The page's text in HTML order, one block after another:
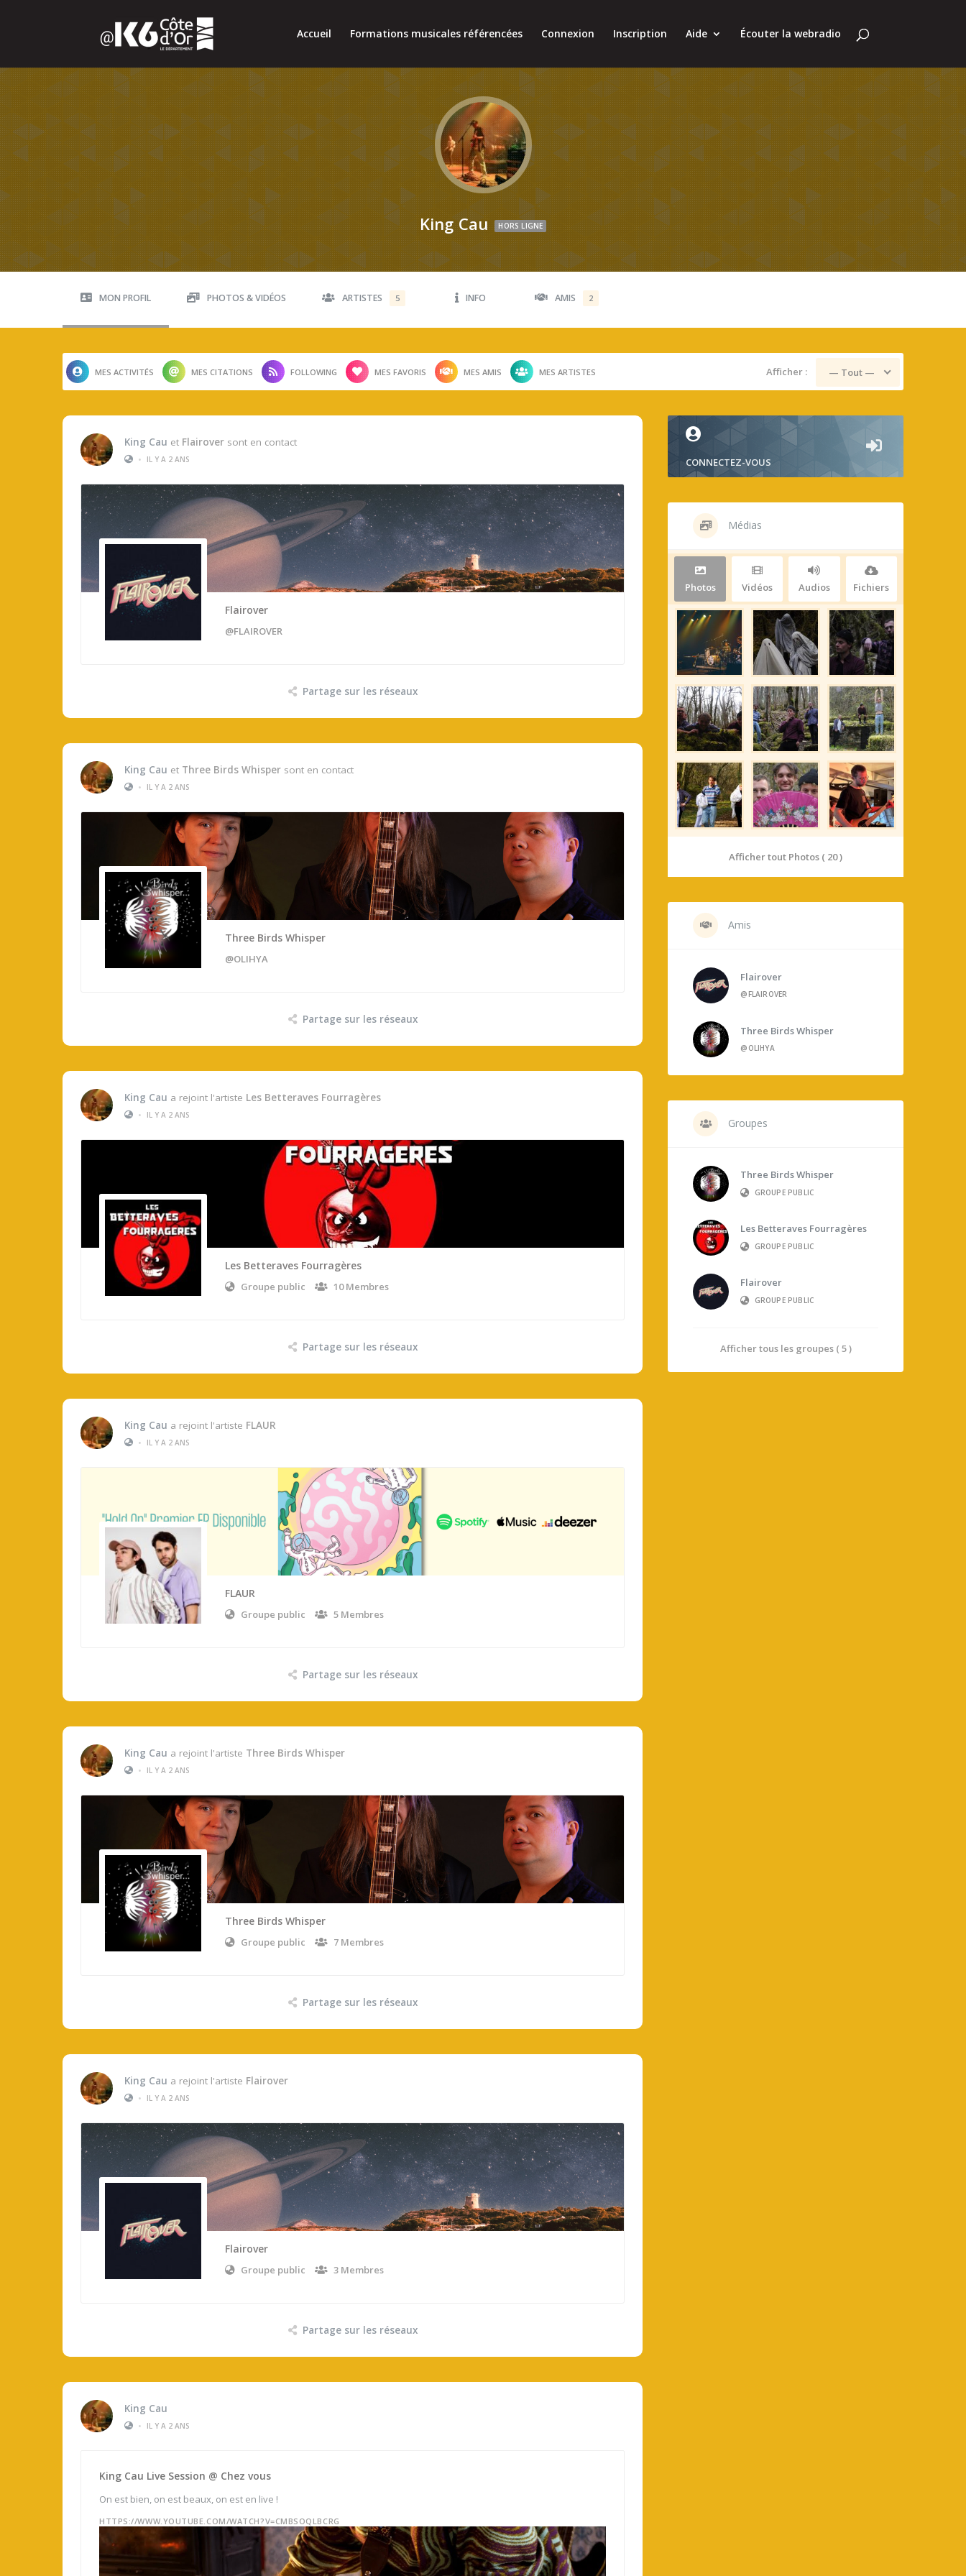
Accueil Formations musicales référencées Connexion Inscription Aide Écouter la webradio
King Cau HORS LIGNE
MON PROFIL PHOTOS & VIDÉOS ARTISTES 5 INFO AMIS 2
MES ACTIVITÉS MES CITATIONS FOLLOWING MES FAVORIS MES AMIS MES ARTISTES Afficher : — Tout —
King Cau et Flairover sont en contact
•
IL Y A 2 ANS
Flairover
@FLAIROVER
Partage sur les réseaux
King Cau et Three Birds Whisper sont en contact
•
IL Y A 2 ANS
Three Birds Whisper
@OLIHYA
Partage sur les réseaux
King Cau a rejoint l'artiste Les Betteraves Fourragères
•
IL Y A 2 ANS
Les Betteraves Fourragères
Groupe public 10 Membres
Partage sur les réseaux
King Cau a rejoint l'artiste FLAUR
•
IL Y A 2 ANS
FLAUR
Groupe public 5 Membres
Partage sur les réseaux
King Cau a rejoint l'artiste Three Birds Whisper
•
IL Y A 2 ANS
Three Birds Whisper
Groupe public 7 Membres
Partage sur les réseaux
King Cau a rejoint l'artiste Flairover
•
IL Y A 2 ANS
Flairover
Groupe public 3 Membres
Partage sur les réseaux
King Cau
•
IL Y A 2 ANS
King Cau Live Session @ Chez vous
On est bien, on est beaux, on est en live !
HTTPS://WWW.YOUTUBE.COM/WATCH?V=CMBSOQLBCRG
CONNECTEZ-VOUS
Médias
Photos Vidéos Audios Fichiers
Afficher tout Photos ( 20 )
Amis
Flairover
@FLAIROVER
Three Birds Whisper
@OLIHYA
Groupes
Three Birds Whisper
GROUPE PUBLIC
Les Betteraves Fourragères
GROUPE PUBLIC
Flairover
GROUPE PUBLIC
Afficher tous les groupes ( 5 )